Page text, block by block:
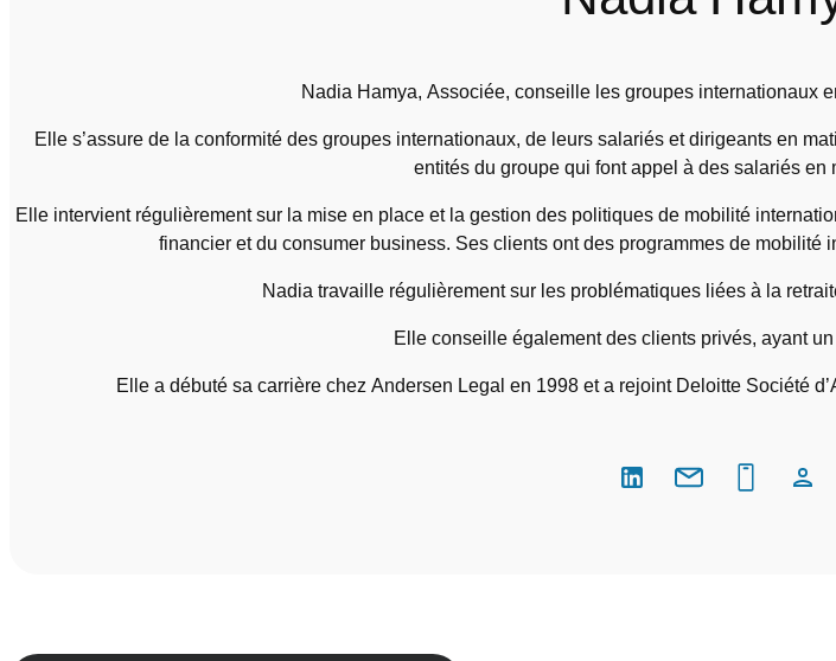
Nadia Hamya, Associée, conseille les groupes internationaux
Elle s’assure de la conformité des groupes internationaux, de leurs salariés et dirigeants en
entités du groupe qui font appel à des salariés en
Elle intervient régulièrement sur la mise en place et la gestion des politiques de mobilité
financier et du consumer business. Ses clients ont des programmes de mobilité
Nadia travaille régulièrement sur les problématiques liées à la
Elle conseille également des clients privés, ayant
Elle a débuté sa carrière chez Andersen Legal en 1998 et a rejoint Deloitte Société